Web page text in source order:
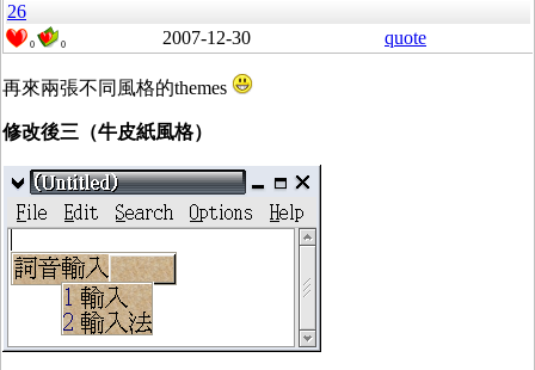
26
0 0 2007-12-30 quote
再來兩張不同風格的themes
修改後三（牛皮紙風格）